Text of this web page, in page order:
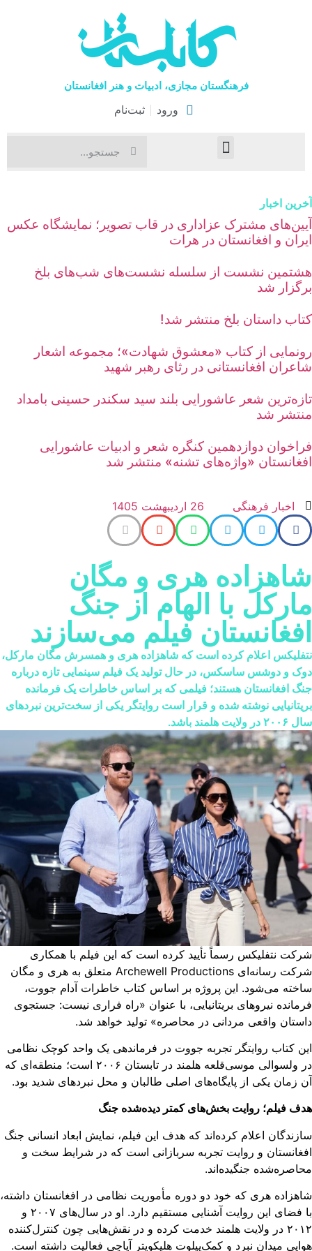
فرهنگستان مجازی، ادبیات و هنر افغانستان
ورود ثبت‌نام
اخبار
مشترک عزاداری در قاب تصویر؛ نمایشگاه عکس
و افغانستان در هرات
نشست از سلسله نشست‌های شب‌های بلخ
شد
داستان بلخ منتشر شد!
از کتاب «معشوق شهادت»؛ مجموعه اشعار
افغانستانی در رثای رهبر شهید
شعر عاشورایی بلند سید سکندر حسینی بامداد
شد
دوازدهمین کنگره شعر و ادبیات عاشورایی
«واژه‌های تشنه» منتشر شد
اخبار فرهنگی 26 اردیبهشت 1405
هری و مگان
با الهام از جنگ
فیلم می‌سازند
اعلام کرده است که شاهزاده هری و همسرش مگان مارکل،
و دوشس ساسکس، در حال تولید یک فیلم سینمایی تازه درباره
افغانستان هستند؛ فیلمی که بر اساس خاطرات یک فرمانده
نوشته شده و قرار است روایتگر یکی از سخت‌ترین نبردهای
ولایت هلمند باشد.
نتفلیکس رسماً تأیید کرده است که این فیلم با همکاری
شرکت رسانه‌ای Archewell Productions متعلق به هری و مگان
می‌شود. این پروژه بر اساس کتاب خاطرات آدام جووت،
نیروهای بریتانیایی، با عنوان «راه فراری نیست: جستجوی
واقعی مردانی در محاصره» تولید خواهد شد.
کتاب روایتگر تجربه جووت در فرماندهی یک واحد کوچک نظامی
در ولسوالی موسی‌قلعه هلمند در تابستان ۲۰۰۶ است؛ منطقه‌ای که
زمان یکی از پایگاه‌های اصلی طالبان و محل نبردهای شدید بود.
فیلم؛ روایت بخش‌های کمتر دیده‌شده جنگ
اعلام کرده‌اند که هدف این فیلم، نمایش ابعاد انسانی جنگ
و روایت تجربه سربازانی است که در شرایط سخت و
جنگیده‌اند.
هری که خود دو دوره مأموریت نظامی در افغانستان داشته،
با فضای این روایت آشنایی مستقیم دارد. او در سال‌های ۲۰۰۷ و
۲۰۱۲ در ولایت هلمند خدمت کرده و در نقش‌هایی چون کنترل‌کننده
میدان نبرد و کمک‌پیلوت هلیکوپتر آپاچی فعالیت داشته است.